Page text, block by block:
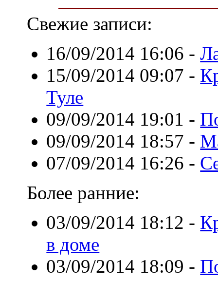
Свежие записи:
16/09/2014 16:06 -
15/09/2014 09:07 -
Туле
09/09/2014 19:01 -
09/09/2014 18:57 -
07/09/2014 16:26 -
Более ранние:
03/09/2014 18:12 -
в доме
03/09/2014 18:09 -